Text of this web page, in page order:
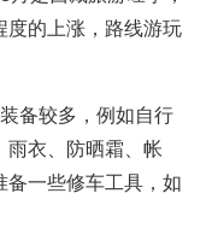
的上涨，路线游玩
备较多，例如自行
衣、防晒霜、帐
一些修车工具，如